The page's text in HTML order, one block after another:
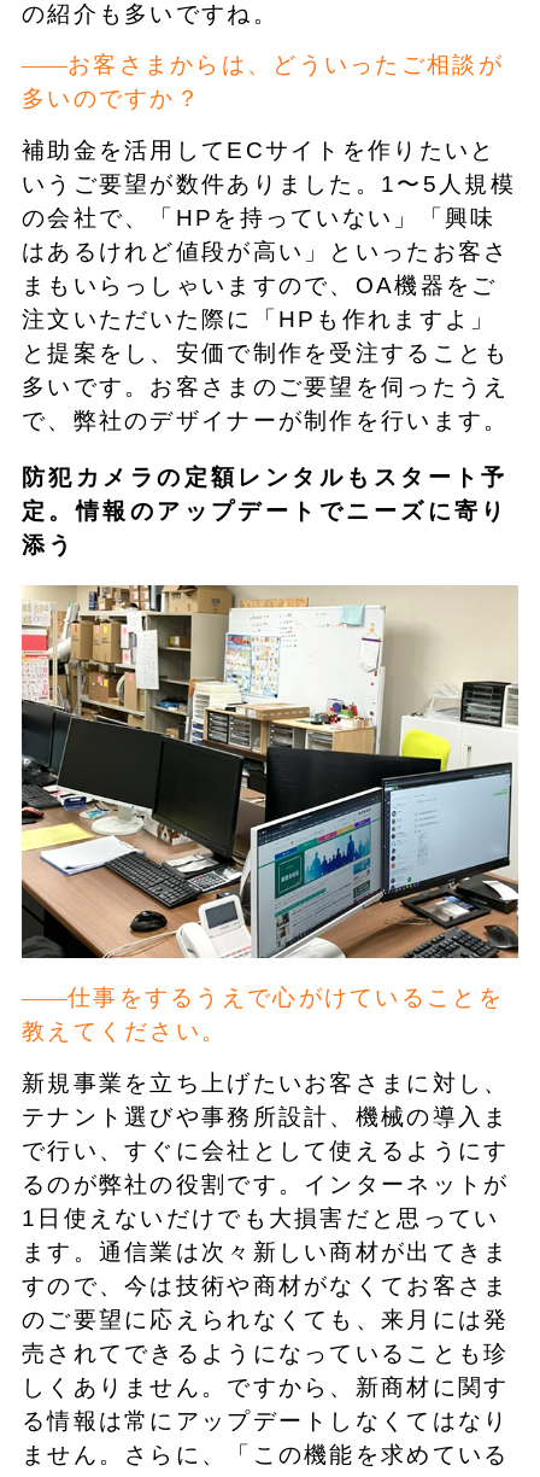
の紹介も多いですね。
お客さまからは、どういったご相談が
多いのですか？
補助金を活用してECサイトを作りたいと
いうご要望が数件ありました。1〜5人規模
の会社で、「HPを持っていない」「興味
はあるけれど値段が高い」といったお客さ
まもいらっしゃいますので、OA機器をご
注文いただいた際に「HPも作れますよ」
と提案をし、安価で制作を受注することも
多いです。お客さまのご要望を伺ったうえ
で、弊社のデザイナーが制作を行います。
防犯カメラの定額レンタルもスタート予
定。情報のアップデートでニーズに寄り
添う
仕事をするうえで心がけていることを
教えてください。
新規事業を立ち上げたいお客さまに対し、
テナント選びや事務所設計、機械の導入ま
で行い、すぐに会社として使えるようにす
るのが弊社の役割です。インターネットが
1日使えないだけでも大損害だと思ってい
ます。通信業は次々新しい商材が出てきま
すので、今は技術や商材がなくてお客さま
のご要望に応えられなくても、来月には発
売されてできるようになっていることも珍
しくありません。ですから、新商材に関す
る情報は常にアップデートしなくてはなり
ません。さらに、「この機能を求めている